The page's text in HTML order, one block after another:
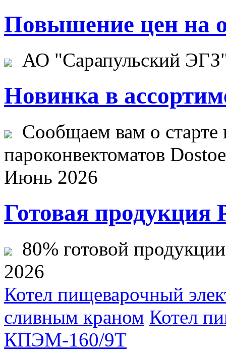
Повышение цен на
АО "Сарапульский
Новинка в
Сообщаем вам о старте
пароконвектоматов
Июнь 2026
Готовая продукция
80% готовой
2026
Котел пищеварочный
сливным краном Котел
КПЭМ-160/9Т